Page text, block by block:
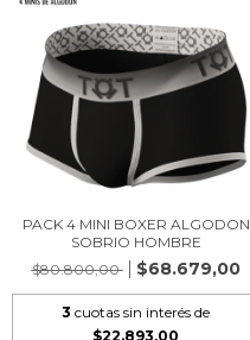
PACK 4 MINI BOXER ALGODON
SOBRIO HOMBRE
$80.800,00
$68.679,00
3 cuotas sin interés de
$22.893,00